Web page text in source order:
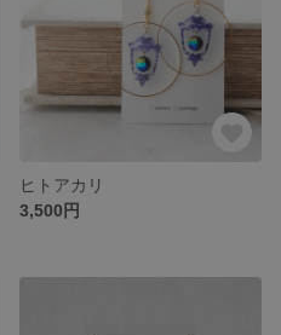
ヒトアカリ
3,500円